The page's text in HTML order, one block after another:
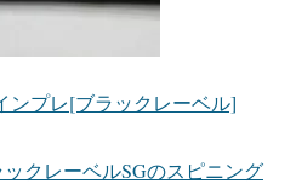
ンプレ[ブラックレーベル]
クレーベルSGのスピニング